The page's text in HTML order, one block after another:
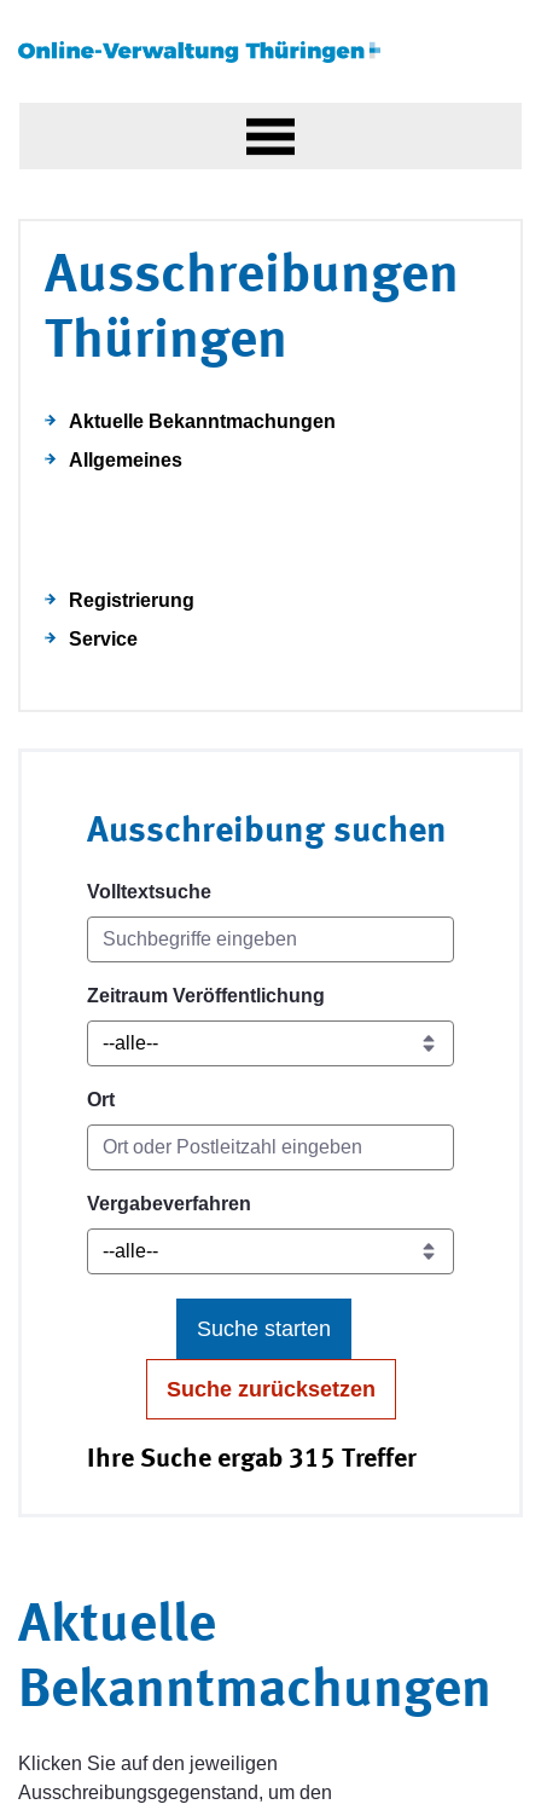
Ausschreibungen
Thüringen
Aktuelle Bekanntmachungen
Allgemeines
Registrierung
Service
Ausschreibung suchen
Volltextsuche
Zeitraum Veröffentlichung
Ort
Vergabeverfahren
Suche starten
Suche zurücksetzen
Ihre Suche ergab 315 Treffer
Aktuelle
Bekanntmachungen
Klicken Sie auf den jeweiligen
Ausschreibungsgegenstand, um den